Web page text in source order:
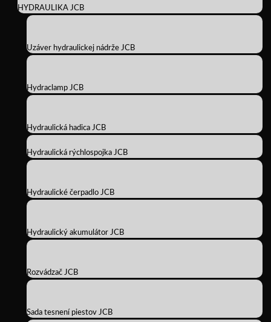
HYDRAULIKA JCB
Uzáver hydraulickej nádrže JCB
Hydraclamp JCB
Hydraulická hadica JCB
Hydraulická rýchlospojka JCB
Hydraulické čerpadlo JCB
Hydraulický akumulátor JCB
Rozvádzač JCB
Sada tesnení piestov JCB